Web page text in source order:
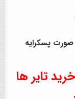
پسکرایه
تایر ها